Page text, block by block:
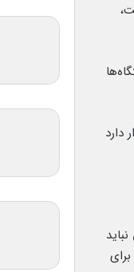
دارد